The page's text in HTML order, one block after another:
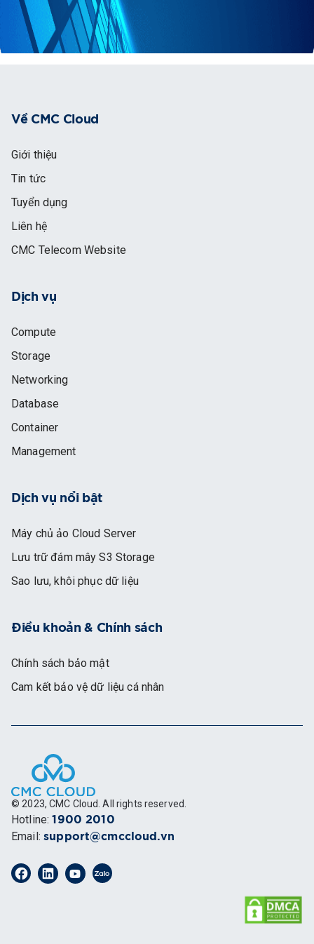
Về CMC Cloud
Giới thiệu
Tin tức
Tuyển dụng
Liên hệ
CMC Telecom Website
Dịch vụ
Compute
Storage
Networking
Database
Container
Management
Dịch vụ nổi bật
Máy chủ ảo Cloud Server
Lưu trữ đám mây S3 Storage
Sao lưu, khôi phục dữ liệu
Điều khoản & Chính sách
Chính sách bảo mật
Cam kết bảo vệ dữ liệu cá nhân
© 2023, CMC Cloud. All rights reserved.
Hotline: 1900 2010
Email: support@cmccloud.vn